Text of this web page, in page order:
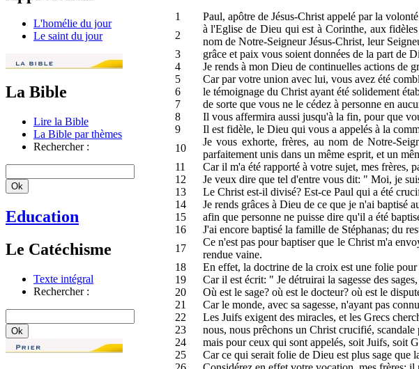
L'homélie du jour
Le saint du jour
La Bible
Lire la Bible
La Bible par thèmes
Rechercher :
Education
Le Catéchisme
Texte intégral
Rechercher :
1
Paul, apôtre de Jésus-Christ appelé par la
2
à l'Eglise de Dieu qui est à Corinthe, aux
nom de Notre-Seigneur Jésus-Christ, leur
3
grâce et paix vous soient données de la part de
4
Je rends à mon Dieu de continuelles actions de
5
Car par votre union avec lui, vous avez été
6
le témoignage du Christ ayant été solidement
7
de sorte que vous ne le cédez à personne en
8
Il vous affermira aussi jusqu'à la fin, pour que
9
Il est fidèle, le Dieu qui vous a appelés à la
10
Je vous exhorte, frères, au nom de Notre-
parfaitement unis dans un même esprit, et un
11
Car il m'a été rapporté à votre sujet, mes frères,
12
Je veux dire que tel d'entre vous dit: " Moi, je
13
Le Christ est-il divisé? Est-ce Paul qui a été
14
Je rends grâces à Dieu de ce que je n'ai baptisé
15
afin que personne ne puisse dire qu'il a été
16
J'ai encore baptisé la famille de Stéphanas; du
17
Ce n'est pas pour baptiser que le Christ m'a
rendue vaine.
18
En effet, la doctrine de la croix est une folie
19
Car il est écrit: " Je détruirai la sagesse des
20
Où est le sage? où est le docteur? où est le
21
Car le monde, avec sa sagesse, n'ayant pas
22
Les Juifs exigent des miracles, et les Grecs
23
nous, nous prêchons un Christ crucifié,
24
mais pour ceux qui sont appelés, soit Juifs, soit
25
Car ce qui serait folie de Dieu est plus sage que